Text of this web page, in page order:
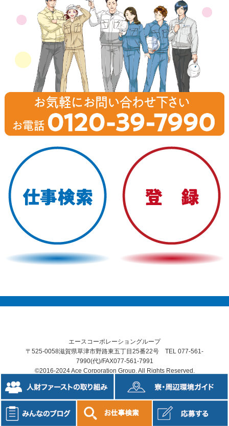
エースコーポレーショングループ
〒525-0058滋賀県草津市野路東五丁目25番22号 TEL 077-561-
7990(代)/FAX077-561-7991
©2016-2024 Ace Corporation Group. All Rights Reserved.